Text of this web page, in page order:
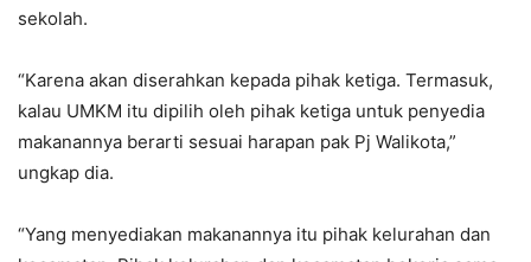
sekolah.
“Karena akan diserahkan kepada pihak ketiga. Termasuk,
kalau UMKM itu dipilih oleh pihak ketiga untuk penyedia
makanannya berarti sesuai harapan pak Pj Walikota,”
ungkap dia.
“Yang menyediakan makanannya itu pihak kelurahan dan